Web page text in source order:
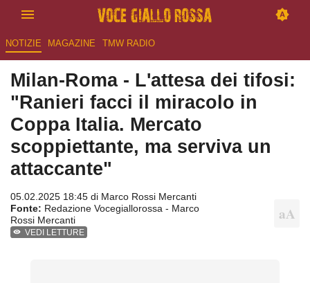
NOTIZIE MAGAZINE TMW RADIO
Milan-Roma - L'attesa dei tifosi:
"Ranieri facci il miracolo in
Coppa Italia. Mercato
scoppiettante, ma serviva un
attaccante"
05.02.2025 18:45 di Marco Rossi Mercanti
Fonte: Redazione Vocegiallorossa - Marco
Rossi Mercanti
VEDI LETTURE